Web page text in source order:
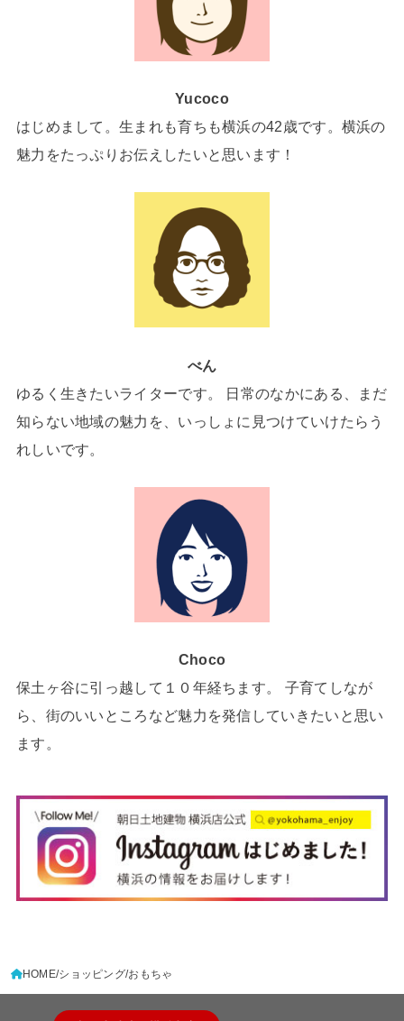
Yucoco
はじめまして。生まれも育ちも横浜の42歳です。横浜の
魅力をたっぷりお伝えしたいと思います！
べん
ゆるく生きたいライターです。 日常のなかにある、まだ
知らない地域の魅力を、いっしょに見つけていけたらう
れしいです。
Choco
保土ヶ谷に引っ越して１０年経ちます。 子育てしなが
ら、街のいいところなど魅力を発信していきたいと思い
ます。
HOME ショッピング おもちゃ